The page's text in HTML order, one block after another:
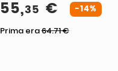
copia scansione, Wi-
55,35 € -14%
Prima era64.71€